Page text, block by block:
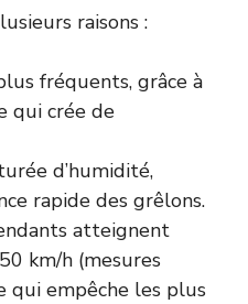
raisons :
fréquents, grâce à
qui crée de
d’humidité,
rapide des grêlons.
atteignent
km/h (mesures
qui empêche les plus